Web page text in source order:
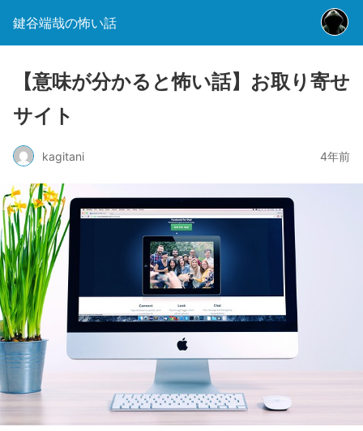
鍵谷端哉の怖い話
【意味が分かると怖い話】お取り寄せ
サイト
kagitani 4年前